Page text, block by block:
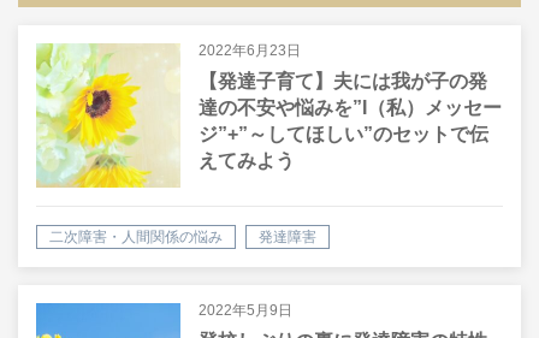
2022年6月23日
【発達子育て】夫には我が子の発
達の不安や悩みを”I（私）メッセー
ジ”+”～してほしい”のセットで伝
えてみよう
二次障害・人間関係の悩み 発達障害
2022年5月9日